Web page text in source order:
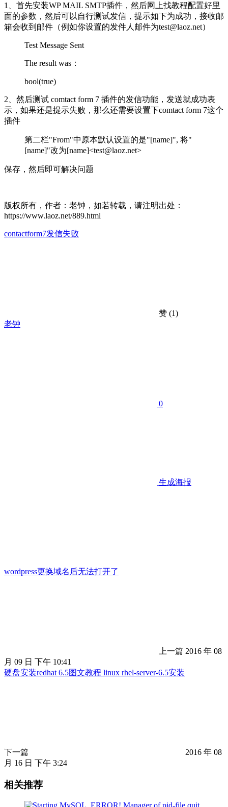
1、首先安装WP MAIL SMTP插件，然后网上找教程配置好里
面的参数，然后可以自行测试发信，提示如下为成功，接收邮
箱会收到邮件（例如你设置的发件人邮件为test@laoz.net）
Test Message Sent
The result was：
bool(true)
2、然后测试 comtact form 7 插件的发信功能，发送就成功表
示，如果还是提示失败，那么还需要设置下comtact form 7这个
插件
第二栏"From"中原本默认设置的是"[name]", 将"
[name]"改为[name]<test@laoz.net>
保存，然后即可解决问题
版权所有，作者：老钟，如若转载，请注明出处：
https://www.laoz.net/889.html
contactform7发信失败
赞 (1)
老钟
0
生成海报
wordpress更换域名后无法打开了
上一篇 2016 年 08
月 09 日 下午 10:41
硬盘安装redhat 6.5图文教程 linux rhel-server-6.5安装
下一篇
2016 年 08
月 16 日 下午 3:24
相关推荐